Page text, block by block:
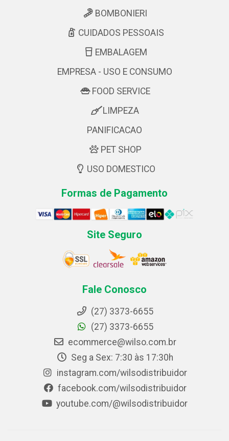
BOMBONIERI
CUIDADOS PESSOAIS
EMBALAGEM
EMPRESA - USO E CONSUMO
FOOD SERVICE
LIMPEZA
PANIFICACAO
PET SHOP
USO DOMESTICO
Formas de Pagamento
Site Seguro
Fale Conosco
(27) 3373-6655
(27) 3373-6655
ecommerce@wilso.com.br
Seg a Sex: 7:30 às 17:30h
instagram.com/wilsodistribuidor
facebook.com/wilsodistribuidor
youtube.com/@wilsodistribuidor